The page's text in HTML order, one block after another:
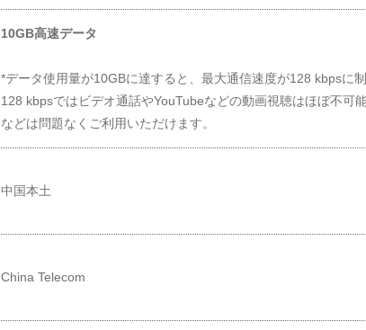
10GB高速データ
*データ使用量が10GBに達すると、最大通信速度が128 kbpsに制
128 kbpsではビデオ通話やYouTubeなどの動画視聴はほぼ不可
などは問題なくご利用いただけます。
中国本土
China Telecom